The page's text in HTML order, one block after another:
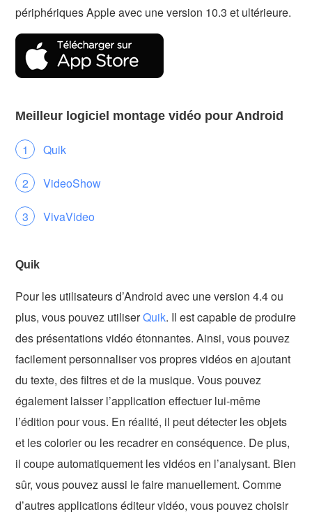
périphériques Apple avec une version 10.3 et ultérieure.
Meilleur logiciel montage vidéo pour Android
Quik
VideoShow
VivaVideo
Quik
Pour les utilisateurs d’Android avec une version 4.4 ou
plus, vous pouvez utiliserQuik. Il est capable de produire
des présentations vidéo étonnantes. Ainsi, vous pouvez
facilement personnaliser vos propres vidéos en ajoutant
du texte, des filtres et de la musique. Vous pouvez
également laisser l’application effectuer lui-même
l’édition pour vous. En réalité, il peut détecter les objets
et les colorier ou les recadrer en conséquence. De plus,
il coupe automatiquement les vidéos en l’analysant. Bien
sûr, vous pouvez aussi le faire manuellement. Comme
d’autres applications éditeur vidéo, vous pouvez choisir